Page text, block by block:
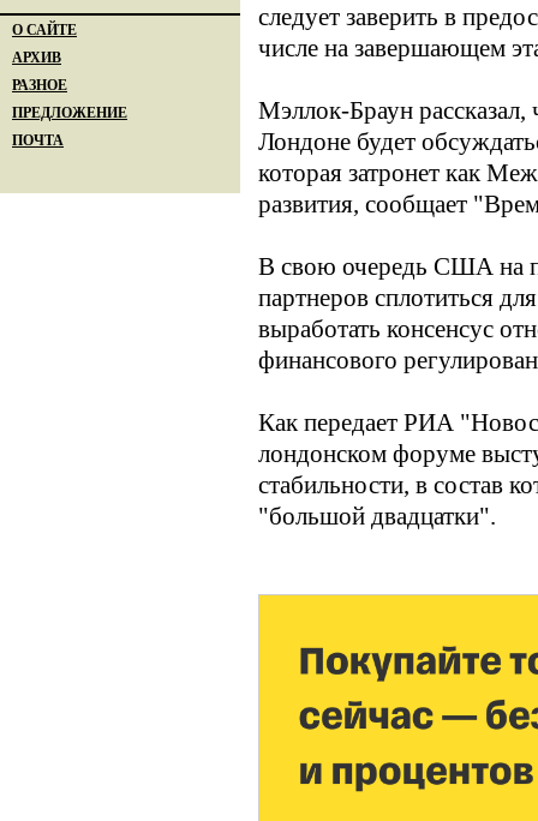
О САЙТЕ
АРХИВ
РАЗНОЕ
ПРЕДЛОЖЕНИЕ
ПОЧТА
следует заверить в
числе на завершающем
Мэллок-Браун
Лондоне будет
которая затронет как
развития, сообщает
В свою очередь США на
партнеров сплотиться
выработать консенсус
финансового
Как передает РИА
лондонском форуме
стабильности, в состав
"большой двадцатки".